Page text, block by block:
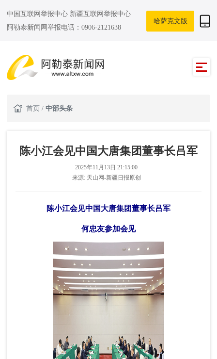
中国互联网举报中心 新疆互联网举报中心
阿勒泰新闻网举报电话：0906-2121638
哈萨克文版
首页 / 中部头条
陈小江会见中国大唐集团董事长吕军
2025年11月13日 21:15:00
来源: 天山网-新疆日报原创
陈小江会见中国大唐集团董事长吕军
何忠友参加会见